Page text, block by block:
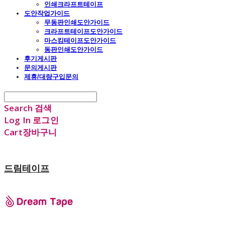
인쇄크라프트테이프
도안작업가이드
무동판인쇄도안가이드
크라프트테이프도안가이드
마스킹테이프도안가이드
동판인쇄도안가이드
후기게시판
문의게시판
제휴/대량구입문의
Search 검색
Log In 로그인
Cart장바구니
드림테이프